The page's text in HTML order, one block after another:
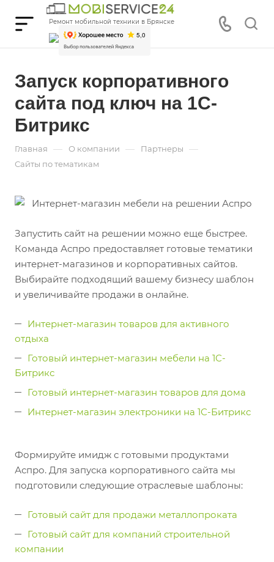
Ремонт мобильной техники в Брянске
Запуск корпоративного
сайта под ключ на 1С-
Битрикс
Главная — О компании — Партнеры —
Сайты по тематикам
Запустить сайт на решении можно еще быстрее.
Команда Аспро предоставляет готовые тематики
интернет-магазинов и корпоративных сайтов.
Выбирайте подходящий вашему бизнесу шаблон
и увеличивайте продажи в онлайне.
Интернет-магазин товаров для активного
отдыха
Готовый интернет-магазин мебели на 1С-
Битрикс
Готовый интернет-магазин товаров для дома
Интернет-магазин электроники на 1С-Битрикс
Формируйте имидж с готовыми продуктами
Аспро. Для запуска корпоративного сайта мы
подготовили следующие отраслевые шаблоны:
Готовый сайт для продажи металлопроката
Готовый сайт для компаний строительной
компании